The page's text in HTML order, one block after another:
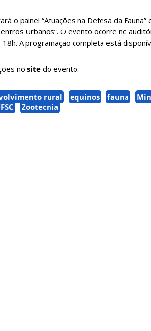
o painel “Atuações na Defesa da
Urbanos”. O evento ocorre no
18h. A programação completa está
no site do evento.
rural equinos fauna
Zootecnia